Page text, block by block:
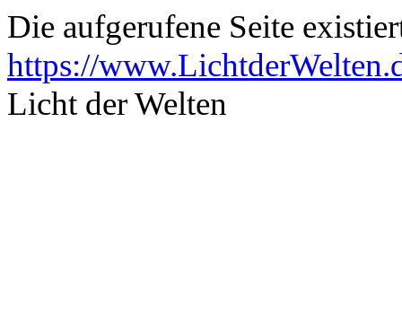
Die aufgerufene Seite
https://
Licht der Welten